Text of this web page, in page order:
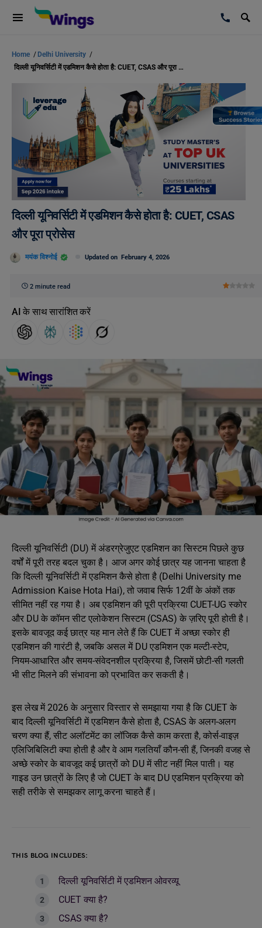
Home / Delhi University /
दिल्ली यूनिवर्सिटी में एडमिशन कैसे होता है: CUET, CSAS और पूरा प्रोसेस
दिल्ली यूनिवर्सिटी में एडमिशन कैसे होता है: CUET, CSAS
और पूरा प्रोसेस
मयंक विश्नोई Updated on February 4, 2026
2 minute read
AI के साथ सारांशित करें
दिल्ली यूनिवर्सिटी (DU) में अंडरग्रेजुएट एडमिशन का सिस्टम पिछले कुछ
वर्षों में पूरी तरह बदल चुका है। आज अगर कोई छात्र यह जानना चाहता है
कि दिल्ली यूनिवर्सिटी में एडमिशन कैसे होता है (Delhi University me
Admission Kaise Hota Hai), तो जवाब सिर्फ 12वीं के अंकों तक
सीमित नहीं रह गया है। अब एडमिशन की पूरी प्रक्रिया CUET-UG स्कोर
और DU के कॉमन सीट एलोकेशन सिस्टम (CSAS) के ज़रिए पूरी होती है।
इसके बावजूद कई छात्र यह मान लेते हैं कि CUET में अच्छा स्कोर ही
एडमिशन की गारंटी है, जबकि असल में DU एडमिशन एक मल्टी-स्टेप,
नियम-आधारित और समय-संवेदनशील प्रक्रिया है, जिसमें छोटी-सी गलती
भी सीट मिलने की संभावना को प्रभावित कर सकती है।
इस लेख में 2026 के अनुसार विस्तार से समझाया गया है कि CUET के
बाद दिल्ली यूनिवर्सिटी में एडमिशन कैसे होता है, CSAS के अलग-अलग
चरण क्या हैं, सीट अलॉटमेंट का लॉजिक कैसे काम करता है, कोर्स-वाइज़
एलिजिबिलिटी क्या होती है और वे आम गलतियाँ कौन-सी हैं, जिनकी वजह से
अच्छे स्कोर के बावजूद कई छात्रों को DU में सीट नहीं मिल पाती। यह
गाइड उन छात्रों के लिए है जो CUET के बाद DU एडमिशन प्रक्रिया को
सही तरीके से समझकर लागू करना चाहते हैं।
THIS BLOG INCLUDES:
दिल्ली यूनिवर्सिटी में एडमिशन ओवरव्यू
CUET क्या है?
CSAS क्या है?